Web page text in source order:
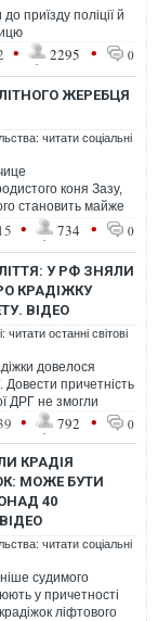
приїзду поліції й
• 2295 • 0
ЖЕРЕБЦЯ
читати соціальні
коня Зазу,
становить майже
євро).
• 734 • 0
У РФ ЗНЯЛИ
КРАДІЖКУ
ВІДЕО
читати останні світові
довелося
Довести причетність
ДРГ не змогли
• 792 • 0
КРАДІЯ
МОЖЕ БУТИ
40
читати соціальні
судимого
у причетності
ліфтового